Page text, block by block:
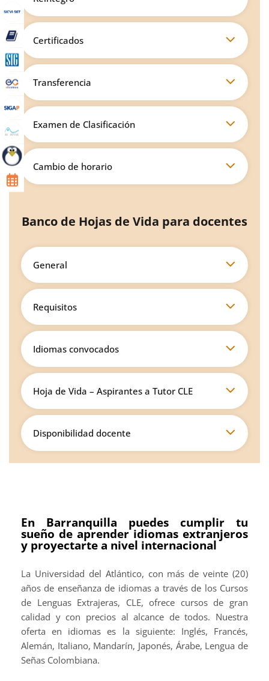
Certificados
Transferencia
Examen de Clasificación
Cambio de horario
Banco de Hojas de Vida para docentes
General
Requisitos
Idiomas convocados
Hoja de Vida – Aspirantes a Tutor CLE
Disponibilidad docente
En Barranquilla puedes cumplir tu
sueño de aprender idiomas extranjeros
y proyectarte a nivel internacional
La Universidad del Atlántico, con más de veinte (20)
años de enseñanza de idiomas a través de los Cursos
de Lenguas Extrajeras, CLE, ofrece cursos de gran
calidad y con precios al alcance de todos. Nuestra
oferta en idiomas es la siguiente: Inglés, Francés,
Alemán, Italiano, Mandarín, Japonés, Árabe, Lengua de
Señas Colombiana.